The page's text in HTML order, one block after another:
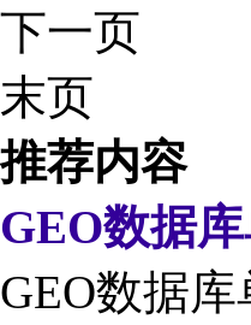
下一页
末页
推荐内容
GEO数据
GEO数据